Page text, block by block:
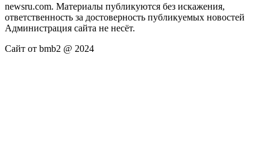
newsru.com. Материалы публикуются без искажения,
ответственность за достоверность публикуемых новостей
Администрация сайта не несёт.
Сайт от bmb2 @ 2024